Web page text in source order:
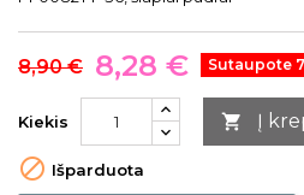
8,90 € 8,28 € Sutaupote
Kiekis  Į
 Išparduota